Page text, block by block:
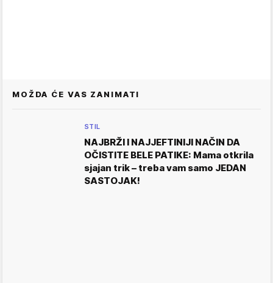
MOŽDA ĆE VAS ZANIMATI
STIL
NAJBRŽI I NAJJEFTINIJI NAČIN DA
OČISTITE BELE PATIKE: Mama otkrila
sjajan trik – treba vam samo JEDAN
SASTOJAK!